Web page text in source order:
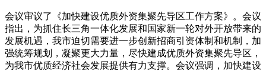
会议审议了《加快建设优质外资集聚先导区工作方案》。会议
指出，为抓住长三角一体化发展和国家新一轮对外开放带来的
发展机遇，我市迫切需要进一步创新招商引资体制和机制，加
强统筹规划，凝聚更大力量，尽快建成优质外资集聚先导区，
为我市优质经济社会发展提供有力支撑。会议强调，加快建设